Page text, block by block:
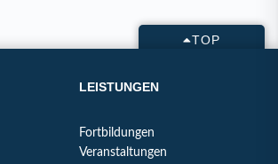
TOP
LEISTUNGEN
Fortbildungen
Veranstaltungen